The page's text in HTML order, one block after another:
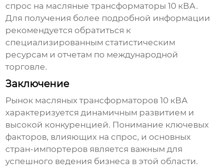
спрос на масляные трансформаторы 10 кВА.
Для получения более подробной информации
рекомендуется обратиться к
специализированным статистическим
ресурсам и отчетам по международной
торговле.
Заключение
Рынок масляных трансформаторов 10 кВА
характеризуется динамичным развитием и
высокой конкуренцией. Понимание ключевых
факторов, влияющих на спрос, и основных
стран-импортеров является важным для
успешного ведения бизнеса в этой области.